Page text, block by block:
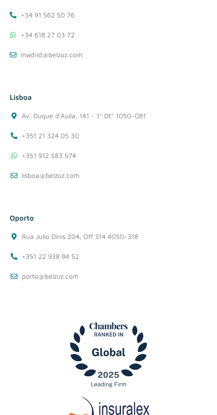
+34 91 562 50 76
+34 618 27 03 72
madrid@belzuz.com
Lisboa
Av. Duque d'Ávila, 141 - 1º Dtº 1050-081
+351 21 324 05 30
+351 912 583 574
lisboa@belzuz.com
Oporto
Rua Julio Dinis 204, Off 314 4050-318
+351 22 938 94 52
porto@belzuz.com